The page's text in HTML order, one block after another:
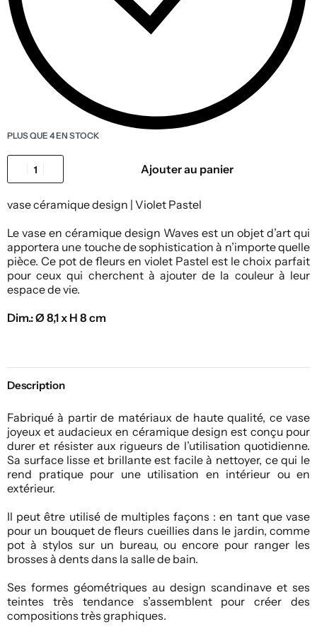
PLUS QUE 4 EN STOCK
Ajouter au panier
vase céramique design | Violet Pastel
Le vase en céramique design Waves est un objet d’art qui
apportera une touche de sophistication à n’importe quelle
pièce. Ce pot de fleurs en violet Pastel est le choix parfait
pour ceux qui cherchent à ajouter de la couleur à leur
espace de vie.
Dim.: Ø 8,1 x H 8 cm
Description
Fabriqué à partir de matériaux de haute qualité, ce vase
joyeux et audacieux en céramique design est conçu pour
durer et résister aux rigueurs de l’utilisation quotidienne.
Sa surface lisse et brillante est facile à nettoyer, ce qui le
rend pratique pour une utilisation en intérieur ou en
extérieur.
Il peut être utilisé de multiples façons : en tant que vase
pour un bouquet de fleurs cueillies dans le jardin, comme
pot à stylos sur un bureau, ou encore pour ranger les
brosses à dents dans la salle de bain.
Ses formes géométriques au design scandinave et ses
teintes très tendance s’assemblent pour créer des
compositions très graphiques.